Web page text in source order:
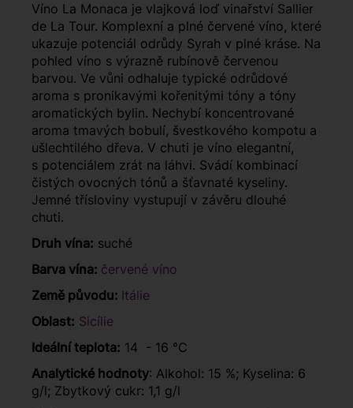
Víno La Monaca je vlajková loď vinařství Sallier
de La Tour. Komplexní a plné červené víno, které
ukazuje potenciál odrůdy Syrah v plné kráse. Na
pohled víno s výrazně rubínově červenou
barvou. Ve vůni odhaluje typické odrůdové
aroma s pronikavými kořenitými tóny a tóny
aromatických bylin. Nechybí koncentrované
aroma tmavých bobulí, švestkového kompotu a
ušlechtilého dřeva. V chuti je víno elegantní,
s potenciálem zrát na láhvi. Svádí kombinací
čistých ovocných tónů a šťavnaté kyseliny.
Jemné třísloviny vystupují v závěru dlouhé
chuti.
Druh vína: suché
Barva vína: červené víno
Země původu: Itálie
Oblast: Sicílie
Ideální teplota: 14 - 16 °C
Analytické hodnoty: Alkohol: 15 %; Kyselina: 6
g/l; Zbytkový cukr: 1,1 g/l